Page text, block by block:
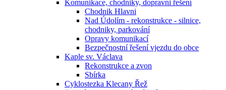
Komunikace, chodniky, dopravni řešení
Chodnik Hlavni
Nad Údolím - rekonstrukce - silnice,
chodniky, parkování
Opravy komunikací
Bezpečnostní řešení vjezdu do obce
Kaple sv. Václava
Rekonstrukce a zvon
Sbírka
Cyklostezka Klecany Řež